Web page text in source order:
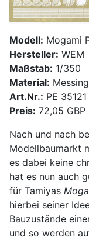
Modell: Mogami
Hersteller: WEM
Maßstab: 1/350
Material: Messing
Art.Nr.: PE 35121
Preis: 72,05 GBP
Nach und nach
Modellbaumarkt
es dabei keine
hat es nun auch
für Tamiyas
hierbei seiner
Bauzustände
und so werden